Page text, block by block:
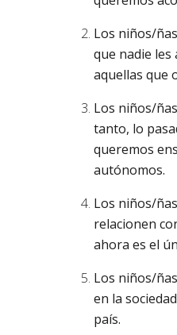
Los niños/
que nadie
aquellas que
Los niños/
tanto, lo
queremos
autónomos.
Los niños/
relacionen
ahora es el
Los niños/
en la
país.